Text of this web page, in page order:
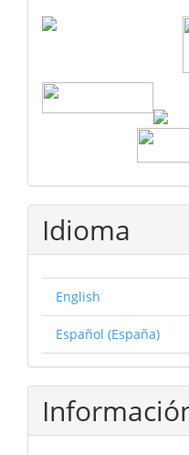
Idioma
English
Español (España)